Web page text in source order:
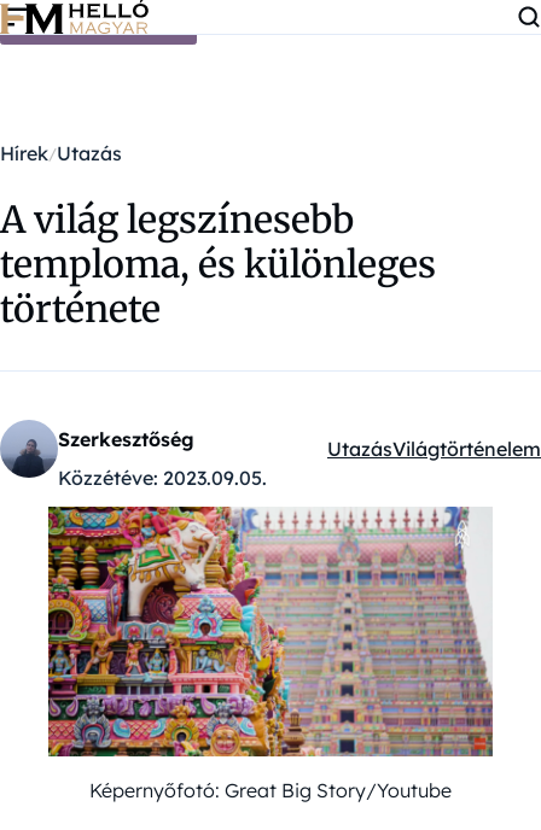
Ugrás a tartalomra
Hírek Utazás
A világ legszínesebb
temploma, és különleges
története
Szerkesztőség
Közzétéve: 2023.09.05.
Kategóriák:
UtazásVilágtörténelem
Képernyőfotó: Great Big Story/Youtube